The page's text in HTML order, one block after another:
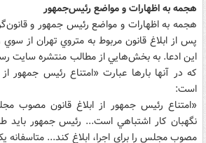
هجمه به اظهارات و مواضع رئيس‌جمهور
هجمه به اظهارات و مواضع رئيس ‌جمهور و
پس از ابلاغ قانون مربوط به متروي تهران از
اين ادعا. به بخش‌هايي از مطالب منتشره
که در آنها بارها عبارت «امتناع رئيس ‌جمهور
است:
«امتناع رئيس جمهور از ابلاغ قانون مصوب
نگهبان کار اشتباهي است... رئيس جمهور بايد
مصوب مجلس را براي اجرا، ابلاغ کند...